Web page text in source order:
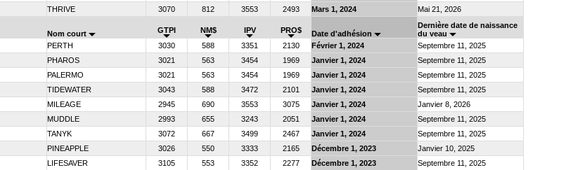
THRIVE 3070 812 3553 2493 Mars 1, 2024 Mai 21, 2026
Nom court GTPI NM$ IPV PRO$ Date d'adhésion
Dernière date de naissance
du veau
PERTH 3030 588 3351 2130 Février 1, 2024
Septembre 11, 2025
PHAROS 3021 563 3454 1969 Janvier 1, 2024
Septembre 11, 2025
PALERMO 3021 563 3454 1969 Janvier 1, 2024
Septembre 11, 2025
TIDEWATER 3043 588 3472 2101 Janvier 1, 2024
Septembre 11, 2025
MILEAGE 2945 690 3553 3075 Janvier 1, 2024
Janvier 8, 2026
MUDDLE 2993 655 3243 2051 Janvier 1, 2024
Septembre 11, 2025
TANYK 3072 667 3499 2467 Janvier 1, 2024
Septembre 11, 2025
PINEAPPLE 3026 550 3333 2165 Décembre 1, 2023
Janvier 10, 2025
LIFESAVER 3105 553 3352 2277 Décembre 1, 2023
Septembre 11, 2025